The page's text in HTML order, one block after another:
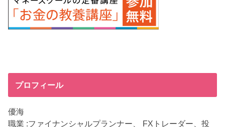
プロフィール
優海
職業 :ファイナンシャルプランナー、 FXトレーダー、投